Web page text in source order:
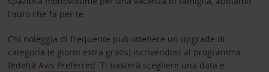
l'auto che fa per te.
Chi noleggia di frequente può ottenere un upgrade di
categoria (e giorni extra gratis) iscrivendosi al programma
fedeltà Avis Preferred. Ti basterà scegliere una data e